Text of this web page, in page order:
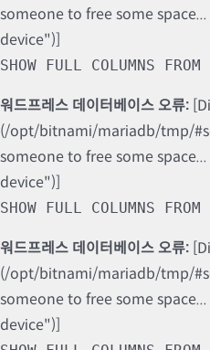
someone to free some
device")]
SHOW FULL COLUMNS
워드프레스 데이터베이스 오류:
(/opt/bitnami/mariadb/tmp/
someone to free some
device")]
SHOW FULL COLUMNS
워드프레스 데이터베이스 오류:
(/opt/bitnami/mariadb/tmp/
someone to free some
device")]